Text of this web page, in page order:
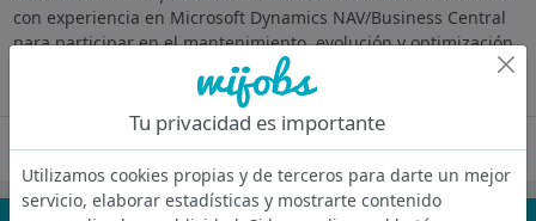
con experiencia en Microsoft Dynamics NAV/Business Central
para participar en el mantenimiento, evolución y optimización
de las soluciones ERP de la compañía. El puesto combina...
Oferta desactivada
Tu privacidad es importante
Utilizamos cookies propias y de terceros para darte un mejor
servicio, elaborar estadísticas y mostrarte contenido